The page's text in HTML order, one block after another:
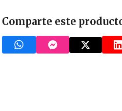
Comparte este